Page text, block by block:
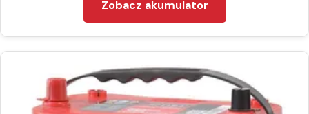
Zobacz akumulator